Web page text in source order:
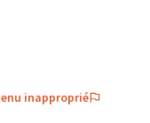
inapproprié